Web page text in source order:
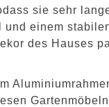
sie sehr
einem
des Hauses